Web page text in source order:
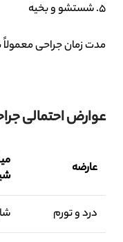
شستشو و بخیه
مدت زمان جراحی معمولاً بین 20 تا 45 دقیقه
عوارض احتمالی
عارضه
درد و تورم